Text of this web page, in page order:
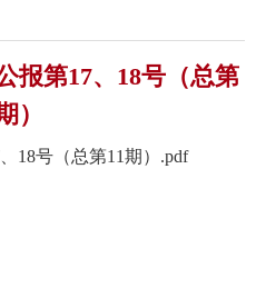
报第17、18号（总第
）
18号（总第11期）.pdf